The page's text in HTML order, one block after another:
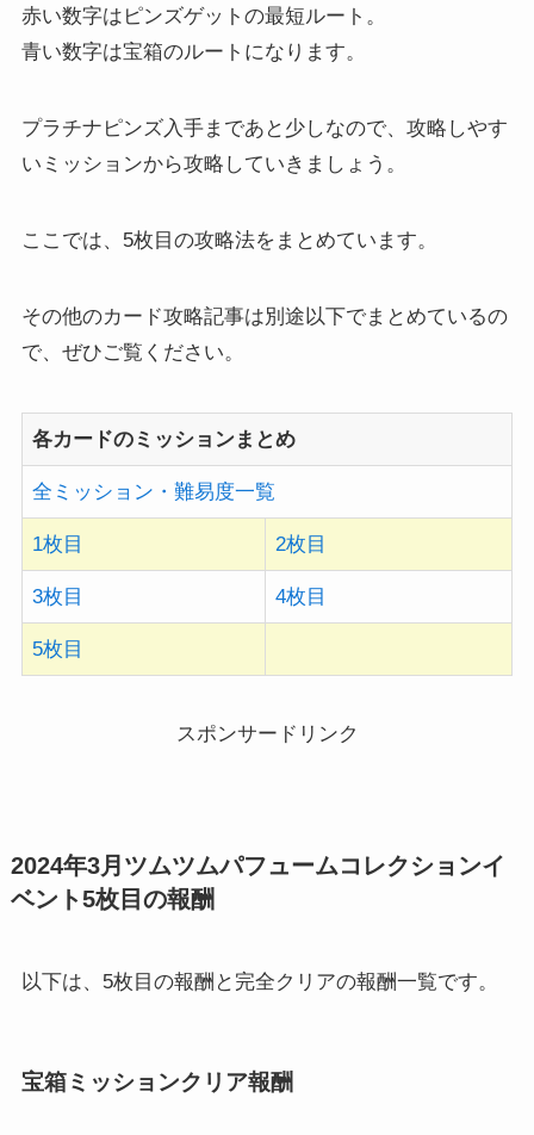
赤い数字はピンズゲットの最短ルート。
青い数字は宝箱のルートになります。
プラチナピンズ入手まであと少しなので、攻略しやす
いミッションから攻略していきましょう。
ここでは、5枚目の攻略法をまとめています。
その他のカード攻略記事は別途以下でまとめているの
で、ぜひご覧ください。
各カードのミッションまとめ
全ミッション・難易度一覧
1枚目 2枚目
3枚目 4枚目
5枚目
スポンサードリンク
2024年3月ツムツムパフュームコレクションイ
ベント5枚目の報酬
以下は、5枚目の報酬と完全クリアの報酬一覧です。
宝箱ミッションクリア報酬